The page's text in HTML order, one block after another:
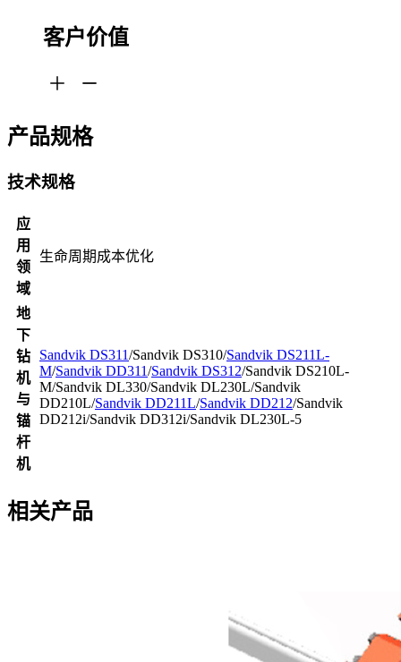
客户价值
产品规格
技术规格
应
用
领
域
生命周期成本优化
地
下
钻
机
与
锚
杆
机
Sandvik DS311/Sandvik DS310/Sandvik DS211L-
M/Sandvik DD311/Sandvik DS312/Sandvik DS210L-
M/Sandvik DL330/Sandvik DL230L/Sandvik
DD210L/Sandvik DD211L/Sandvik DD212/Sandvik
DD212i/Sandvik DD312i/Sandvik DL230L-5
相关产品